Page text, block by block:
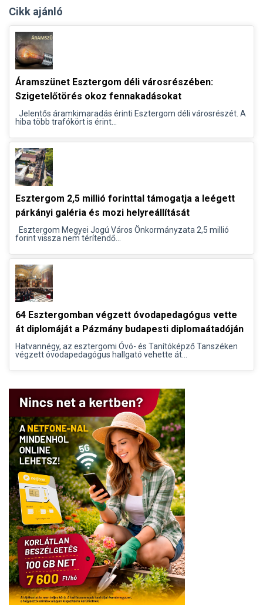
Cikk ajánló
Áramszünet Esztergom déli városrészében:
Szigetelőtörés okoz fennakadásokat
Jelentős áramkimaradás érinti Esztergom déli városrészét. A
hiba több trafókört is érint...
Esztergom 2,5 millió forinttal támogatja a leégett
párkányi galéria és mozi helyreállítását
Esztergom Megyei Jogú Város Önkormányzata 2,5 millió
forint vissza nem térítendő...
64 Esztergomban végzett óvodapedagógus vette
át diplomáját a Pázmány budapesti diplomaátadóján
Hatvannégy, az esztergomi Óvó- és Tanítóképző Tanszéken
végzett óvodapedagógus hallgató vehette át...